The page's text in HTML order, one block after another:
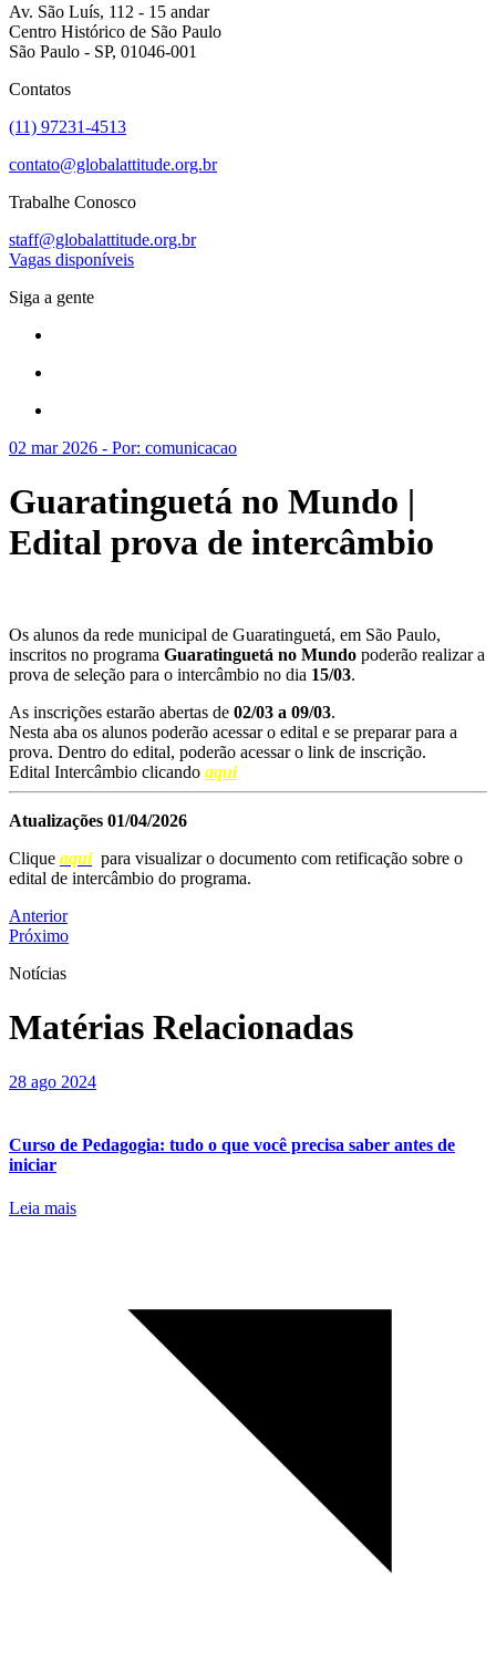
Av. São Luís, 112 - 15 andar
Centro Histórico de São Paulo
São Paulo - SP, 01046-001
Contatos
(11) 97231-4513
contato@globalattitude.org.br
Trabalhe Conosco
staff@globalattitude.org.br
Vagas disponíveis
Siga a gente
02 mar 2026 - Por: comunicacao
Guaratinguetá no Mundo |
Edital prova de intercâmbio
Os alunos da rede municipal de Guaratinguetá, em São Paulo,
inscritos no programa Guaratinguetá no Mundo poderão realizar a
prova de seleção para o intercâmbio no dia 15/03.
As inscrições estarão abertas de 02/03 a 09/03.
Nesta aba os alunos poderão acessar o edital e se preparar para a
prova. Dentro do edital, poderão acessar o link de inscrição.
Edital Intercâmbio clicando aqui
Atualizações 01/04/2026
Clique aquipara visualizar o documento com retificação sobre o
edital de intercâmbio do programa.
Anterior
Próximo
Notícias
Matérias Relacionadas
28 ago 2024
Curso de Pedagogia: tudo o que você precisa saber antes de
iniciar
Leia mais